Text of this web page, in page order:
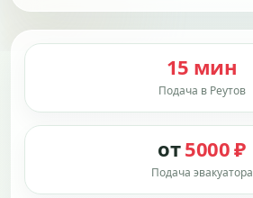
15 мин
Подача в Реутов
от5000 ₽
Подача эвакуатора